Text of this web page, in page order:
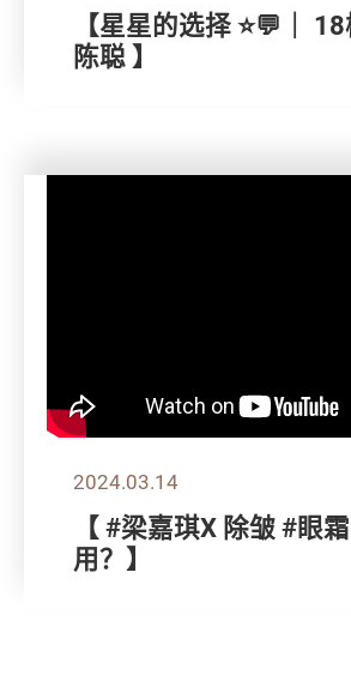
【星星的选择 ⭐💬｜
陈聪 】
2024.03.14
【 #梁嘉琪X 除皱 #眼
用？】